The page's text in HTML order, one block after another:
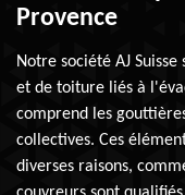
Provence
Notre société AJ
et de toiture liés à
comprend les
collectives. Ces
diverses raisons,